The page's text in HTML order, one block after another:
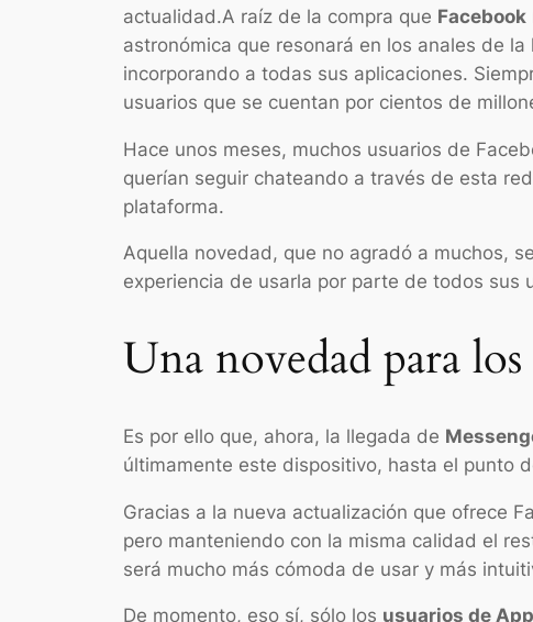
actualidad.A raíz de la compra que Facebook
astronómica que resonará en los anales de
incorporando a todas sus aplicaciones.
usuarios que se cuentan por cientos de
Hace unos meses, muchos usuarios de
querían seguir chateando a través de esta
plataforma.
Aquella novedad, que no agradó a muchos,
experiencia de usarla por parte de todos sus
Una novedad para los
Es por ello que, ahora, la llegada de
últimamente este dispositivo, hasta el punto
Gracias a la nueva actualización que ofrece
pero manteniendo con la misma calidad el
será mucho más cómoda de usar y más
De momento, eso sí, sólo los usuarios de